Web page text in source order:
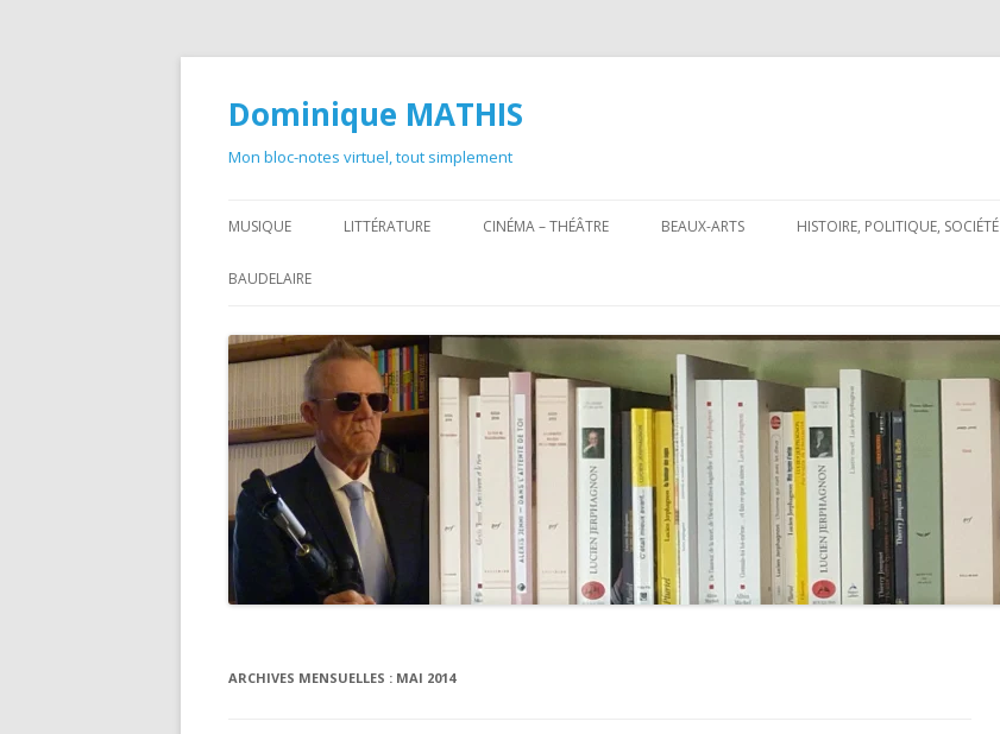
Dominique MATHIS
Mon bloc-notes virtuel, tout simplement
au
contenu
MUSIQUE LITTÉRATURE CINÉMA – THÉÂTRE BEAUX-ARTS HISTOIRE, POLITIQUE, SOCIÉTÉ
BAUDELAIRE
ARCHIVES MENSUELLES : MAI 2014